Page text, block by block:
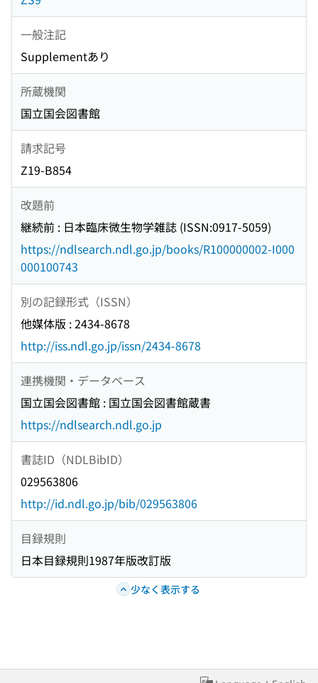
一般注記
Supplementあり
所蔵機関
国立国会図書館
請求記号
Z19-B854
改題前
継続前 : 日本臨床微生物学雑誌 (ISSN:0917-5059)
https://ndlsearch.ndl.go.jp/books/R100000002-I000
000100743
別の記録形式（ISSN）
他媒体版 : 2434-8678
http://iss.ndl.go.jp/issn/2434-8678
連携機関・データベース
国立国会図書館 : 国立国会図書館蔵書
https://ndlsearch.ndl.go.jp
書誌ID（NDLBibID）
029563806
http://id.ndl.go.jp/bib/029563806
目録規則
日本目録規則1987年版改訂版
少なく表示する